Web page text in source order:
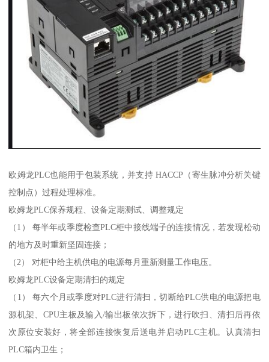
欧姆龙PLC也能用于包装系统，并支持 HACCP（寄生脉冲分析关键
控制点）过程处理标准。
欧姆龙PLC保养规程、设备定期测试、调整规定
（1） 每半年或季度检查PLC柜中接线端子的连接情况，若发现松动
的地方及时重新坚固连接；
（2） 对柜中给主机供电的电源每月重新测量工作电压。
欧姆龙PLC设备定期清扫的规定
（1） 每六个月或季度对PLC进行清扫，切断给PLC供电的电源把电
源机架、CPU主板及输入/输出板依次拆下，进行吹扫、清扫后再依
次原位安装好，将全部连接恢复后送电并启动PLC主机。认真清扫
PLC箱内卫生；